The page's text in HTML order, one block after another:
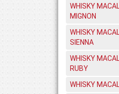
WHISKY
MIGNON
WHISKY
SIENNA
WHISKY
RUBY
WHISKY